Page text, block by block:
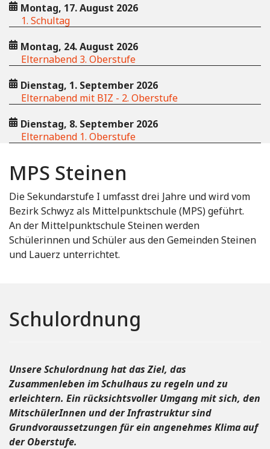
Montag, 17. August 2026
1. Schultag
Montag, 24. August 2026
Elternabend 3. Oberstufe
Dienstag, 1. September 2026
Elternabend mit BIZ - 2. Oberstufe
Dienstag, 8. September 2026
Elternabend 1. Oberstufe
MPS Steinen
Die Sekundarstufe I umfasst drei Jahre und wird vom
Bezirk Schwyz als Mittelpunktschule (MPS) geführt.
An der Mittelpunktschule Steinen werden
Schülerinnen und Schüler aus den Gemeinden Steinen
und Lauerz unterrichtet.
Schulordnung
Unsere Schulordnung hat das Ziel, das
Zusammenleben im Schulhaus zu regeln und zu
erleichtern. Ein rücksichtsvoller Umgang mit sich, den
MitschülerInnen und der Infrastruktur sind
Grundvoraussetzungen für ein angenehmes Klima auf
der Oberstufe.